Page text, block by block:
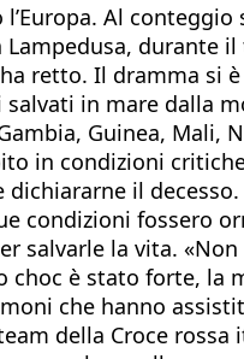
l’Europa. Al
durante il
retto. Il dramma si
in mare dalla
Guinea, Mali,
in condizioni
il decesso.
condizioni fossero
la vita.
è stato forte, la
che hanno
della Croce